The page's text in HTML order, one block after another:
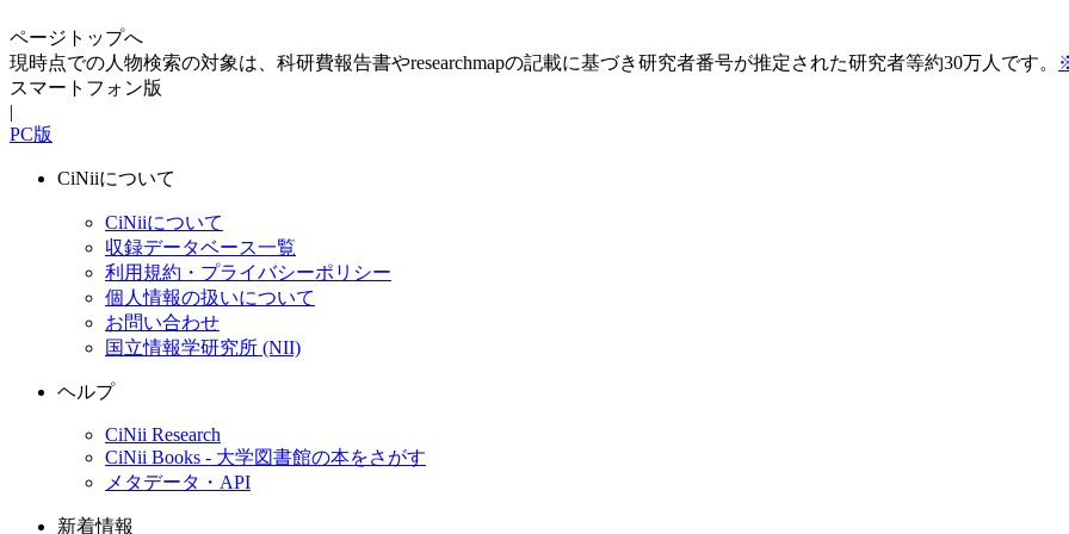
ページトップへ
現時点での人物検索の対象は、科研費報告書やresearchmapの記載に基づき研究者番号が推定された研究者等約30万人です。
スマートフォン版
|
PC版
CiNiiについて
CiNiiについて
収録データベース一覧
利用規約・プライバシーポリシー
個人情報の扱いについて
お問い合わせ
国立情報学研究所 (NII)
ヘルプ
CiNii Research
CiNii Books - 大学図書館の本をさがす
メタデータ・API
新着情報